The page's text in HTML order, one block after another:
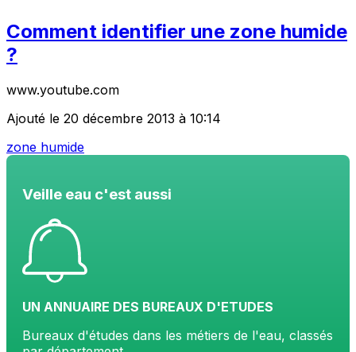
Comment identifier une zone humide
?
www.youtube.com
Ajouté le 20 décembre 2013 à 10:14
zone humide
Veille eau c'est aussi
UN ANNUAIRE DES BUREAUX D'ETUDES
Bureaux d'études dans les métiers de l'eau, classés